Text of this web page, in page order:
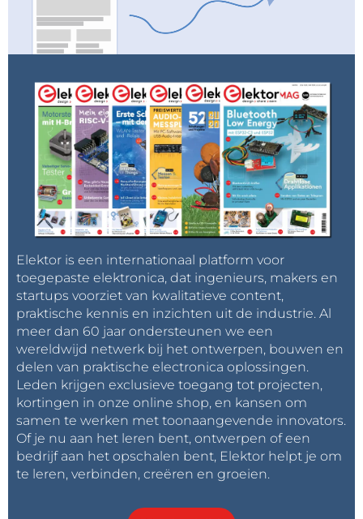
Elektor is een internationaal platform voor
toegepaste elektronica, dat ingenieurs, makers en
startups voorziet van kwalitatieve content,
praktische kennis en inzichten uit de industrie. Al
meer dan 60 jaar ondersteunen we een
wereldwijd netwerk bij het ontwerpen, bouwen en
delen van praktische electronica oplossingen.
Leden krijgen exclusieve toegang tot projecten,
kortingen in onze online shop, en kansen om
samen te werken met toonaangevende innovators.
Of je nu aan het leren bent, ontwerpen of een
bedrijf aan het opschalen bent, Elektor helpt je om
te leren, verbinden, creëren en groeien.